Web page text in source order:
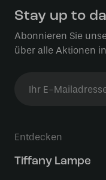
Stay up to
Abonnieren Sie
über alle Aktionen
Entdecken
Tiffany Lampe